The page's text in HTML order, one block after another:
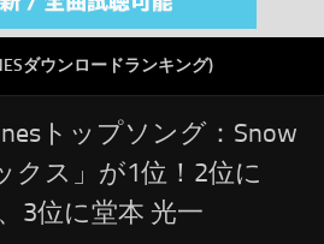
ダウンロードランキング)
トップソング：Snow
クス」が1位！2位に
3位に堂本 光一